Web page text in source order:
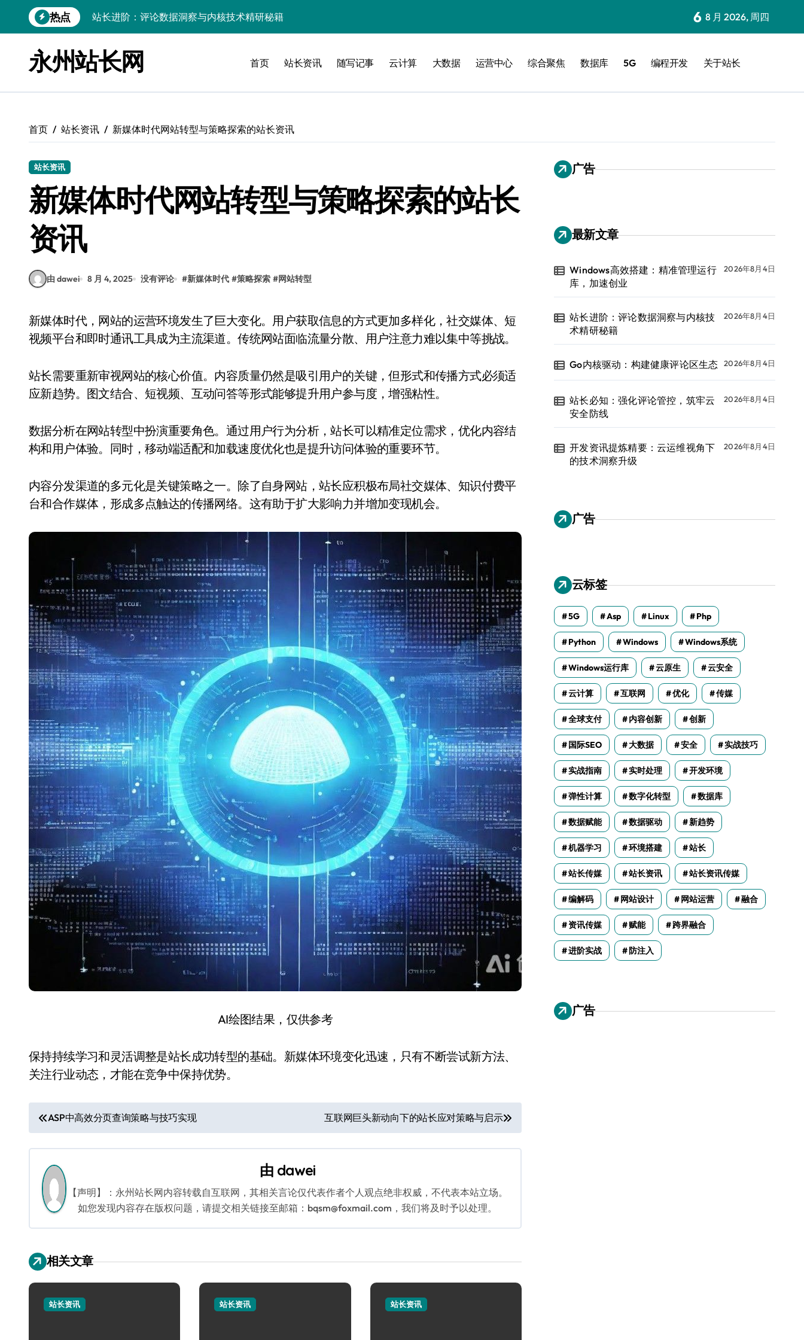
到
热点
站长进阶：评论数据洞察与内核技术精研秘籍
Go内核驱动：构建健康评论区生态
站长必知：强化评论管控，筑牢云安全防线
数据驱动交互优化，赋能站长高效运营
弹性计算赋能Android云架构性能跃迁
6 8 月 2026, 周四
永州站长网 首页 站长资讯 随写记事 云计算 大数据 运营中心 综合聚焦 数据库 5G 编程开发 关于站长
首页 站长资讯 新媒体时代网站转型与策略探索的站长资讯
站长资讯
新媒体时代网站转型与策略探索的站长
资讯
由 dawei 8 月 4, 2025 没有评论 #新媒体时代 #策略探索 #网站转型
新媒体时代，网站的运营环境发生了巨大变化。用户获取信息的方式更加多样化，社交媒体、短
视频平台和即时通讯工具成为主流渠道。传统网站面临流量分散、用户注意力难以集中等挑战。
站长需要重新审视网站的核心价值。内容质量仍然是吸引用户的关键，但形式和传播方式必须适
应新趋势。图文结合、短视频、互动问答等形式能够提升用户参与度，增强粘性。
数据分析在网站转型中扮演重要角色。通过用户行为分析，站长可以精准定位需求，优化内容结
构和用户体验。同时，移动端适配和加载速度优化也是提升访问体验的重要环节。
内容分发渠道的多元化是关键策略之一。除了自身网站，站长应积极布局社交媒体、知识付费平
台和合作媒体，形成多点触达的传播网络。这有助于扩大影响力并增加变现机会。
AI绘图结果，仅供参考
保持持续学习和灵活调整是站长成功转型的基础。新媒体环境变化迅速，只有不断尝试新方法、
关注行业动态，才能在竞争中保持优势。
文
章
导
航
ASP中高效分页查询策略与技巧实现 互联网巨头新动向下的站长应对策略与启示
由 dawei
【声明】：永州站长网内容转载自互联网，其相关言论仅代表作者个人观点绝非权威，不代表本站立场。
如您发现内容存在版权问题，请提交相关链接至邮箱：bqsm@foxmail.com，我们将及时予以处理。
相关文章
站长资讯 站长资讯 站长资讯
广告
最新文章
Windows高效搭建：精准管理运行
库，加速创业
2026年8月4日
站长进阶：评论数据洞察与内核技
术精研秘籍
2026年8月4日
Go内核驱动：构建健康评论区生态 2026年8月4日
站长必知：强化评论管控，筑牢云
安全防线
2026年8月4日
开发资讯提炼精要：云运维视角下
的技术洞察升级
2026年8月4日
广告
云标签
5G Asp Linux Php
Python Windows Windows系统
Windows运行库 云原生 云安全
云计算 互联网 优化 传媒
全球支付 内容创新 创新
国际SEO 大数据 安全 实战技巧
实战指南 实时处理 开发环境
弹性计算 数字化转型 数据库
数据赋能 数据驱动 新趋势
机器学习 环境搭建 站长
站长传媒 站长资讯 站长资讯传媒
编解码 网站设计 网站运营 融合
资讯传媒 赋能 跨界融合
进阶实战 防注入
广告